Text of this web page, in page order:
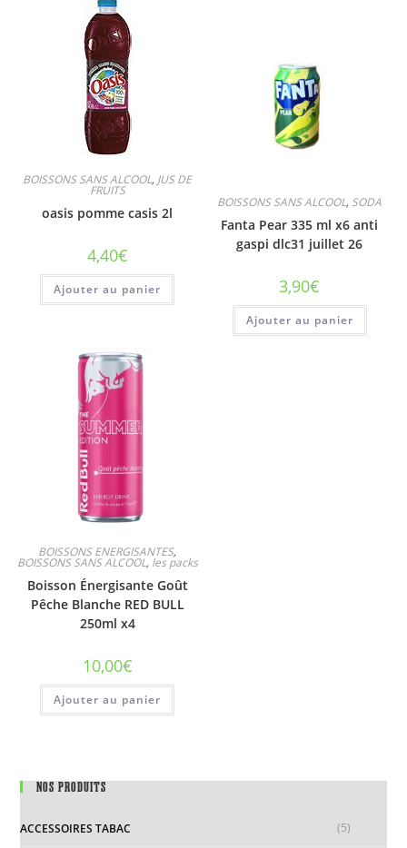
BOISSONS SANS ALCOOL, JUS DE
FRUITS
oasis pomme casis 2l
4,40€
Ajouter au panier
BOISSONS SANS ALCOOL, SODA
Fanta Pear 335 ml x6 anti
gaspi dlc31 juillet 26
3,90€
Ajouter au panier
BOISSONS ENERGISANTES,
BOISSONS SANS ALCOOL, les packs
Boisson Énergisante Goût
Pêche Blanche RED BULL
250ml x4
10,00€
Ajouter au panier
NOS PRODUITS
ACCESSOIRES TABAC (5)